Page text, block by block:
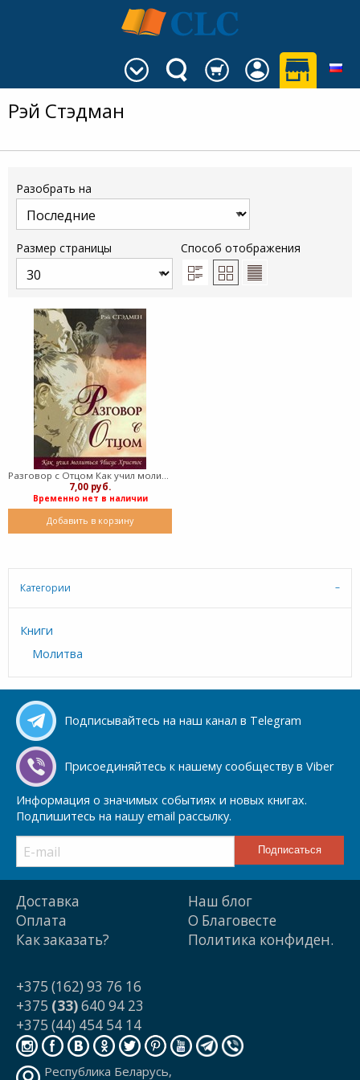
Рэй Стэдман
Разобрать на
Размер страницы Способ отображения
Разговор с Отцом Как учил молиться Иисус Христос (Мягкий)
7,00 руб.
Временно нет в наличии
Добавить в корзину
Категории
Книги
Молитва
Подписывайтесь на наш канал в Telegram
Присоединяйтесь к нашему сообществу в Viber
Информация о значимых событиях и новых книгах.
Подпишитесь на нашу email рассылку.
Доставка
Оплата
Как заказать?
Наш блог
О Благовесте
Политика конфиден.
+375 (162) 93 76 16
+375 (33)640 94 23
+375 (44) 454 54 14
Республика Беларусь,